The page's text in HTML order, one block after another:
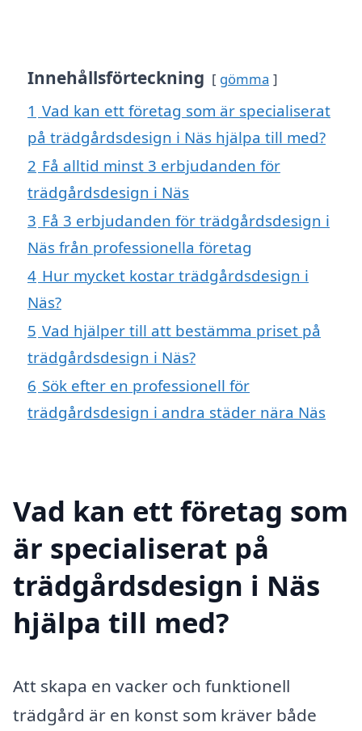
Innehållsförteckning gömma
1 Vad kan ett företag som är specialiserat
på trädgårdsdesign i Näs hjälpa till med?
2 Få alltid minst 3 erbjudanden för
trädgårdsdesign i Näs
3 Få 3 erbjudanden för trädgårdsdesign i
Näs från professionella företag
4 Hur mycket kostar trädgårdsdesign i
Näs?
5 Vad hjälper till att bestämma priset på
trädgårdsdesign i Näs?
6 Sök efter en professionell för
trädgårdsdesign i andra städer nära Näs
Vad kan ett företag som
är specialiserat på
trädgårdsdesign i Näs
hjälpa till med?
Att skapa en vacker och funktionell
trädgård är en konst som kräver både